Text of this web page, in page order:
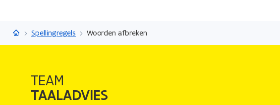
TaaladviesSpellingregels Woorden afbreken
TEAM
TAALADVIES